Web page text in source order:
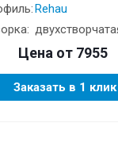
Rehau
Цена от 7955
Заказать в 1 клик